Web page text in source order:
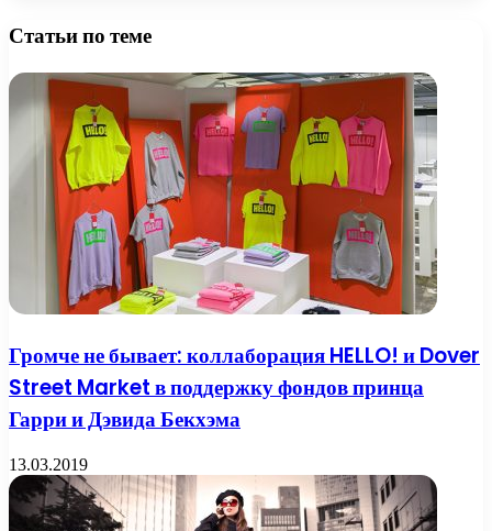
Статьи по теме
Громче не бывает: коллаборация HELLO! и Dover
Street Market в поддержку фондов принца
Гарри и Дэвида Бекхэма
13.03.2019